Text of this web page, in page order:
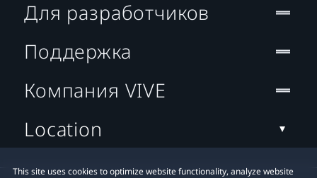
This site uses cookies to optimize website functionality, analyze website
Для разработчиков
Поддержка
Компания VIVE
Location